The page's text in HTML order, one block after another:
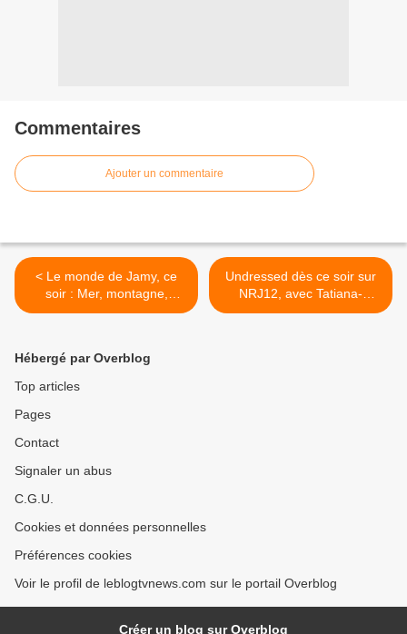
Commentaires
Ajouter un commentaire
< Le monde de Jamy, ce
soir : Mer, montagne,
campagne, ils veillent sur
Undressed dès ce soir sur
NRJ12, avec Tatiana-
Laurence et Xavier Delarue.
Hébergé par Overblog
Top articles
Pages
Contact
Signaler un abus
C.G.U.
Cookies et données personnelles
Préférences cookies
Voir le profil de leblogtvnews.com sur le portail Overblog
Créer un blog sur Overblog